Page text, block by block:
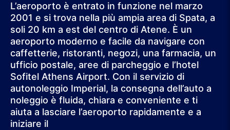
L’aeroporto è entrato in funzione nel marzo
2001 e si trova nella più ampia area di Spata, a
soli 20 km a est del centro di Atene. È un
aeroporto moderno e facile da navigare con
caffetterie, ristoranti, negozi, una farmacia, un
ufficio postale, aree di parcheggio e l’hotel
Sofitel Athens Airport. Con il servizio di
autonoleggio Imperial, la consegna dell’auto a
noleggio è fluida, chiara e conveniente e ti
aiuta a lasciare l’aeroporto rapidamente e a
iniziare il